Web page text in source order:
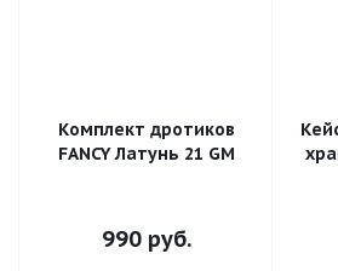
Комплект дротиков
FANCY Латунь 21 GM
990руб.